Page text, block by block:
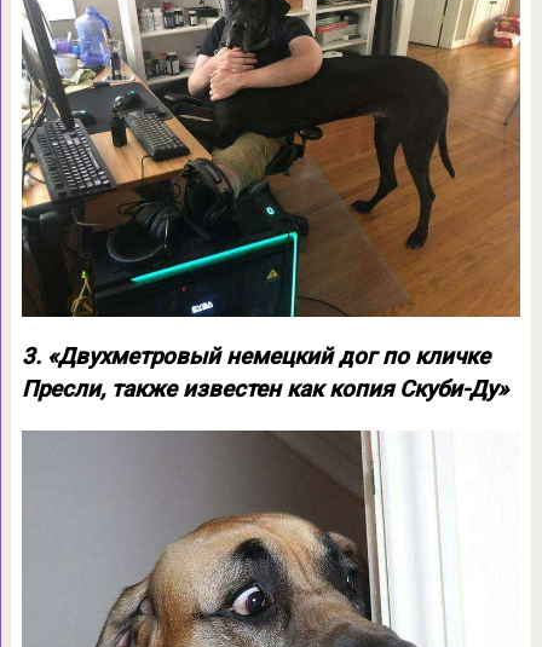
3. «Двухметровый немецкий дог по кличке
Пресли, также известен как копия Скуби-Ду»